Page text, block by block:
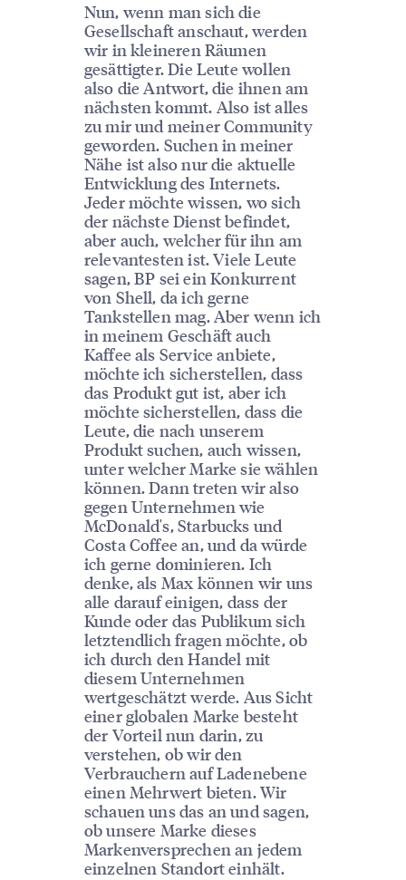
Nun, wenn man sich die
Gesellschaft anschaut, werden
wir in kleineren Räumen
gesättigter. Die Leute wollen
also die Antwort, die ihnen am
nächsten kommt. Also ist alles
zu mir und meiner Community
geworden. Suchen in meiner
Nähe ist also nur die aktuelle
Entwicklung des Internets.
Jeder möchte wissen, wo sich
der nächste Dienst befindet,
aber auch, welcher für ihn am
relevantesten ist. Viele Leute
sagen, BP sei ein Konkurrent
von Shell, da ich gerne
Tankstellen mag. Aber wenn ich
in meinem Geschäft auch
Kaffee als Service anbiete,
möchte ich sicherstellen, dass
das Produkt gut ist, aber ich
möchte sicherstellen, dass die
Leute, die nach unserem
Produkt suchen, auch wissen,
unter welcher Marke sie wählen
können. Dann treten wir also
gegen Unternehmen wie
McDonald's, Starbucks und
Costa Coffee an, und da würde
ich gerne dominieren. Ich
denke, als Max können wir uns
alle darauf einigen, dass der
Kunde oder das Publikum sich
letztendlich fragen möchte, ob
ich durch den Handel mit
diesem Unternehmen
wertgeschätzt werde. Aus Sicht
einer globalen Marke besteht
der Vorteil nun darin, zu
verstehen, ob wir den
Verbrauchern auf Ladenebene
einen Mehrwert bieten. Wir
schauen uns das an und sagen,
ob unsere Marke dieses
Markenversprechen an jedem
einzelnen Standort einhält.